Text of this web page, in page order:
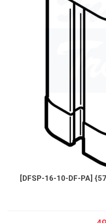
[DFSP-16-10-DF-PA]